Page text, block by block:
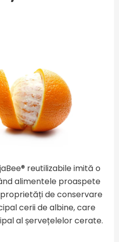
reutilizabile imită o
alimentele proaspete
de conservare
cerii de albine, care
al șervețelelor cerate.